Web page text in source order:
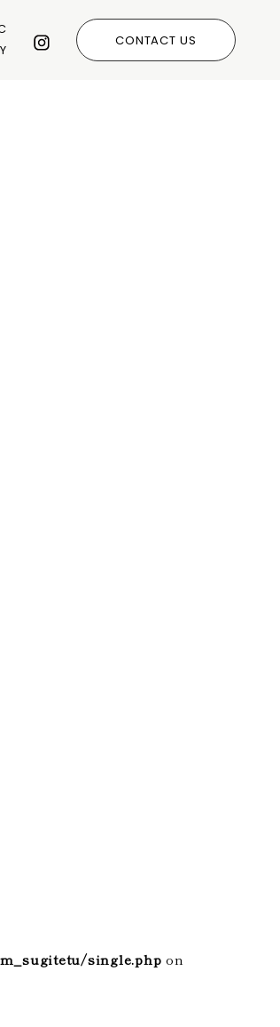
CONTACT US
single.php on